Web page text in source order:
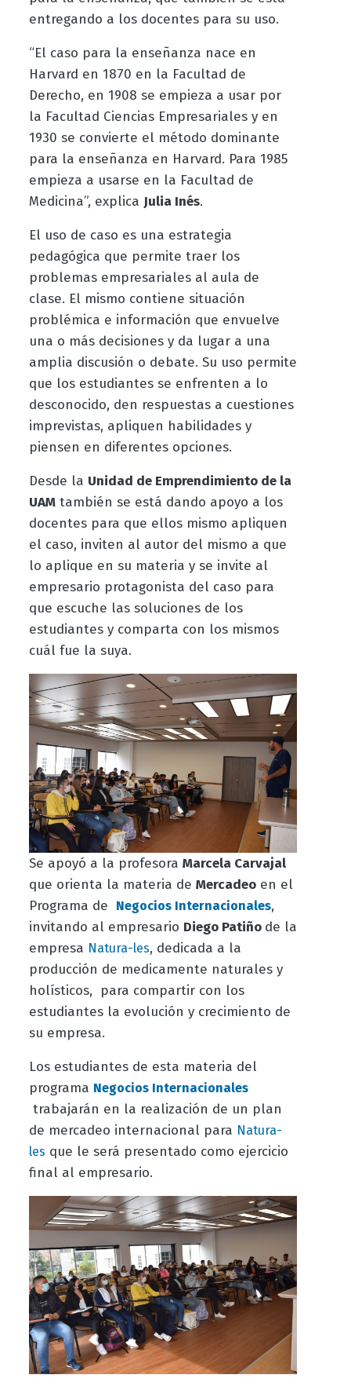
entregando a los docentes para su uso.
“El caso para la enseñanza nace en
Harvard en 1870 en la Facultad de
Derecho, en 1908 se empieza a usar por
la Facultad Ciencias Empresariales y en
1930 se convierte el método dominante
para la enseñanza en Harvard. Para 1985
empieza a usarse en la Facultad de
Medicina”, explica Julia Inés.
El uso de caso es una estrategia
pedagógica que permite traer los
problemas empresariales al aula de
clase. El mismo contiene situación
problémica e información que envuelve
una o más decisiones y da lugar a una
amplia discusión o debate. Su uso permite
que los estudiantes se enfrenten a lo
desconocido, den respuestas a cuestiones
imprevistas, apliquen habilidades y
piensen en diferentes opciones.
Desde la Unidad de Emprendimiento de la
UAMtambién se está dando apoyo a los
docentes para que ellos mismo apliquen
el caso, inviten al autor del mismo a que
lo aplique en su materia y se invite al
empresario protagonista del caso para
que escuche las soluciones de los
estudiantes y comparta con los mismos
cuál fue la suya.
Se apoyó a la profesora Marcela Carvajal
que orienta la materia de Mercadeoen el
Programa de
Negocios Internacionales,
invitando al empresario Diego Patiño de la
empresa Natura-les, dedicada a la
producción de medicamente naturales y
holísticos, para compartir con los
estudiantes la evolución y crecimiento de
su empresa.
Los estudiantes de esta materia del
programa Negocios Internacionales
trabajarán en la realización de un plan
de mercadeo internacional para Natura-
les que le será presentado como ejercicio
final al empresario.